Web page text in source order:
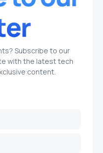
Subscribe to our
with the latest tech
content.